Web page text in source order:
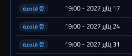
17 يناير 2027 - 19:00 ⏰ قادمة
24 يناير 2027 - 19:00 ⏰ قادمة
31 يناير 2027 - 19:00 ⏰ قادمة